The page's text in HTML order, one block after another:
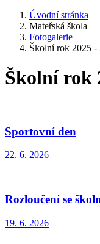
Úvodní stránka
Mateřská škola
Fotogalerie
Školní rok 2025 -
Školní rok
Sportovní den
22. 6. 2026
Rozloučení se
19. 6. 2026